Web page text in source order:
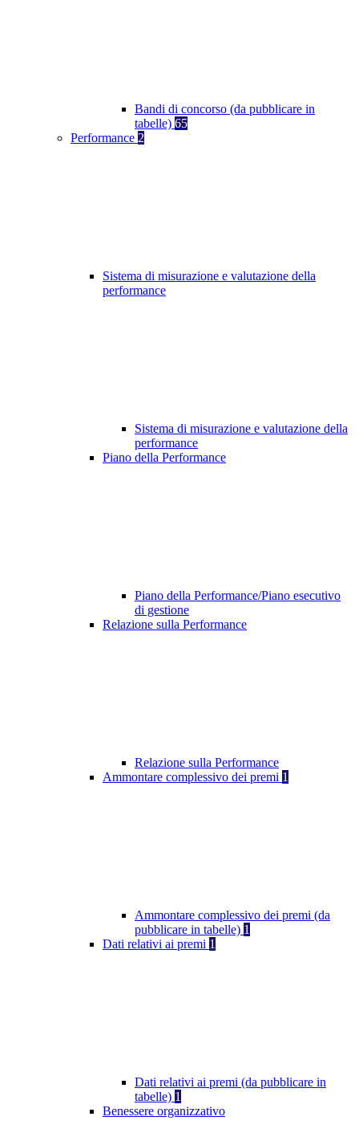
Bandi di concorso (da pubblicare in
tabelle) 65
Performance 2
Sistema di misurazione e valutazione della
performance
Sistema di misurazione e valutazione della
performance
Piano della Performance
Piano della Performance/Piano esecutivo
di gestione
Relazione sulla Performance
Relazione sulla Performance
Ammontare complessivo dei premi 1
Ammontare complessivo dei premi (da
pubblicare in tabelle) 1
Dati relativi ai premi 1
Dati relativi ai premi (da pubblicare in
tabelle) 1
Benessere organizzativo